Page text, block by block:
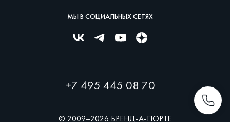
МЫ В СОЦИАЛЬНЫХ СЕТЯХ
+7 495 445 08 70
© 2009–2026 БРЕНД-А-ПОРТЕ